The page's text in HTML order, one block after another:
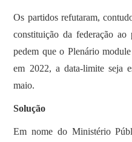
Os partidos refutaram,
constituição da federação
pedem que o Plenário
em 2022, a data-limite seja
maio.
Solução
Em nome do Ministério